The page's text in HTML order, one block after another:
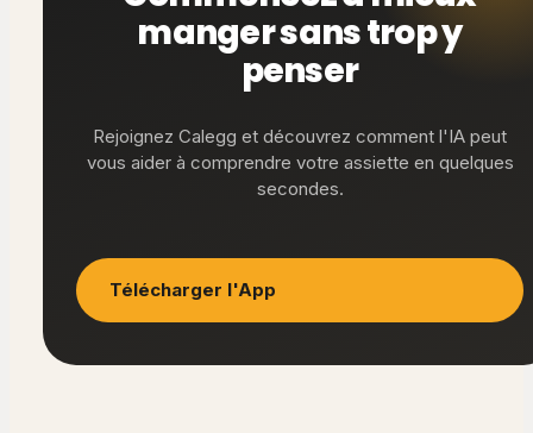
manger sans trop y
penser
Rejoignez Calegg et découvrez comment l'IA peut
vous aider à comprendre votre assiette en quelques
secondes.
Télécharger l'App